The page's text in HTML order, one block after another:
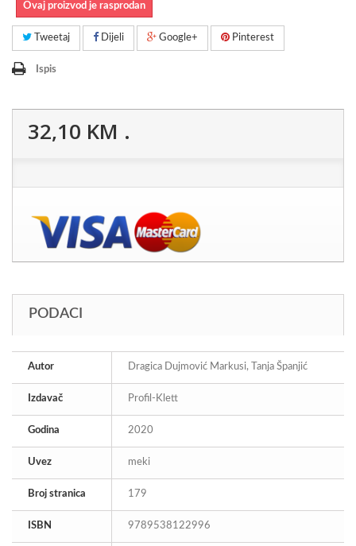
Ovaj proizvod je rasprodan
Tweetaj Dijeli Google+ Pinterest
Ispis
32,10 KM .
PODACI
Autor Dragica Dujmović Markusi, Tanja Španjić
Izdavač Profil-Klett
Godina 2020
Uvez meki
Broj stranica 179
ISBN 9789538122996